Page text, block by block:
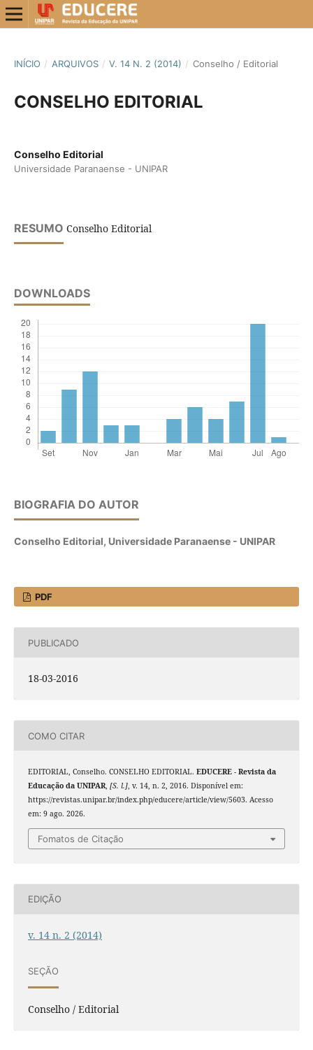
INÍCIO / ARQUIVOS / V. 14 N. 2 (2014) / Conselho / Editorial
CONSELHO EDITORIAL
Conselho Editorial
Universidade Paranaense - UNIPAR
RESUMO Conselho Editorial
DOWNLOADS
BIOGRAFIA DO AUTOR
Conselho Editorial, Universidade Paranaense - UNIPAR
PDF
PUBLICADO
18-03-2016
COMO CITAR
EDITORIAL, Conselho. CONSELHO EDITORIAL. EDUCERE - Revista da
Educação da UNIPAR, [S. l.], v. 14, n. 2, 2016. Disponível em:
https://revistas.unipar.br/index.php/educere/article/view/5603. Acesso
em: 9 ago. 2026.
Fomatos de Citação
EDIÇÃO
v. 14 n. 2 (2014)
SEÇÃO
Conselho / Editorial